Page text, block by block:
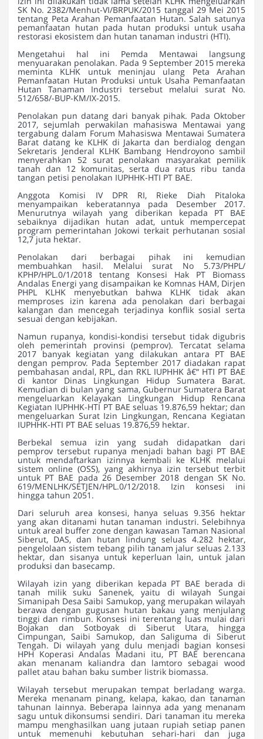
SK No. 2382/Menhut-VI/BRPUK/2015 tanggal 29 Mei 2015
tentang Peta Arahan Pemanfaatan Hutan. Salah satunya
pemanfaatan hutan pada hutan produksi untuk usaha
restorasi ekosistem dan hutan tanaman industri (HTI).
Mengetahui hal ini Pemda Mentawai langsung
menyuarakan penolakan. Pada 9 September 2015 mereka
meminta KLHK untuk meninjau ulang Peta Arahan
Pemanfaatan Hutan Produksi untuk Usaha Pemanfaatan
Hutan Tanaman Industri tersebut melalui surat No.
512/658/-BUP-KM/IX-2015.
Penolakan pun datang dari banyak pihak. Pada Oktober
2017, sejumlah perwakilan mahasiswa Mentawai yang
tergabung dalam Forum Mahasiswa Mentawai Sumatera
Barat datang ke KLHK di Jakarta dan berdialog dengan
Sekretaris Jenderal KLHK Bambang Hendroyono sambil
menyerahkan 52 surat penolakan masyarakat pemilik
tanah dan 12 komunitas, serta dua ratus ribu tanda
tangan petisi penolakan IUPHHK-HTI PT BAE.
Anggota Komisi IV DPR RI, Rieke Diah Pitaloka
menyampaikan keberatannya pada Desember 2017.
Menurutnya wilayah yang diberikan kepada PT BAE
sebaiknya dijadikan hutan adat, untuk mempercepat
program pemerintahan Jokowi terkait perhutanan sosial
12,7 juta hektar.
Penolakan dari berbagai pihak ini kemudian
membuahkan hasil. Melalui surat No 5.73/PHPL/
KPHP/HPL.0/1/2018 tentang Konsesi Hak PT Biomass
Andalas Energi yang disampaikan ke Komnas HAM, Dirjen
PHPL KLHK menyebutkan bahwa KLHK tidak akan
memproses izin karena ada penolakan dari berbagai
kalangan dan mencegah terjadinya konflik sosial serta
sesuai dengan kebijakan.
Namun rupanya, kondisi-kondisi tersebut tidak digubris
oleh pemerintah provinsi (pemprov). Tercatat selama
2017 banyak kegiatan yang dilakukan antara PT BAE
dengan pemprov. Pada September 2017 diadakan rapat
pembahasan andal, RPL, dan RKL IUPHHK â€“ HTI PT BAE
di kantor Dinas Lingkungan Hidup Sumatera Barat.
Kemudian di bulan yang sama, Gubernur Sumatera Barat
mengeluarkan Kelayakan Lingkungan Hidup Rencana
Kegiatan IUPHHK-HTI PT BAE seluas 19.876,59 hektar; dan
mengeluarkan Surat Izin Lingkungan, Rencana Kegiatan
IUPHHK-HTI PT BAE seluas 19.876,59 hektar.
Berbekal semua izin yang sudah didapatkan dari
pemprov tersebut rupanya menjadi bahan bagi PT BAE
untuk mendaftarkan izinnya kembali ke KLHK melalui
sistem online (OSS), yang akhirnya izin tersebut terbit
untuk PT BAE pada 26 Desember 2018 dengan SK No.
619/MENLHK/SETJEN/HPL.0/12/2018. Izin konsesi ini
hingga tahun 2051.
Dari seluruh area konsesi, hanya seluas 9.356 hektar
yang akan ditanami hutan tanaman industri. Selebihnya
untuk areal buffer zone dengan kawasan Taman Nasional
Siberut, DAS, dan hutan lindung seluas 4.282 hektar,
pengelolaan sistem tebang pilih tanam jalur seluas 2.133
hektar, dan sisanya untuk keperluan lain, untuk jalan
produksi dan basecamp.
Wilayah izin yang diberikan kepada PT BAE berada di
tanah milik suku Sanenek, yaitu di wilayah Sungai
Simanipah Desa Saibi Samukop, yang merupakan wilayah
berawa dengan gugusan hutan bakau yang menjulang
tinggi dan rimbun. Konsesi ini terentang luas mulai dari
Bojakan dan Sotboyak di Siberut Utara, hingga
Cimpungan, Saibi Samukop, dan Saliguma di Siberut
Tengah. Di wilayah yang dulu menjadi bagian konsesi
HPH Koperasi Andalas Madani itu, PT BAE berencana
akan menanam kaliandra dan lamtoro sebagai wood
pallet atau bahan baku sumber listrik biomassa.
Wilayah tersebut merupakan tempat berladang warga.
Mereka menanam pinang, kelapa, kakao, dan tanaman
tahunan lainnya. Beberapa lainnya ada yang menanam
sagu untuk dikonsumsi sendiri. Dari tanaman itu mereka
mampu menghasilkan uang jutaan rupiah setiap panen
untuk memenuhi kebutuhan sehari-hari dan juga